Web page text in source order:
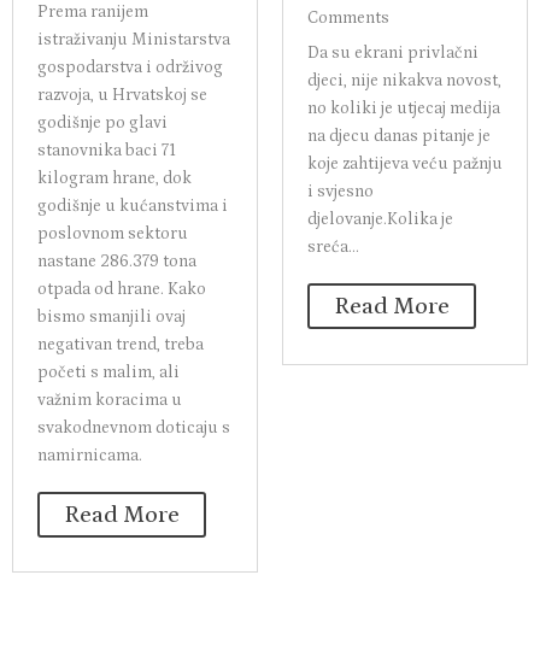
Prema ranijem
istraživanju Ministarstva
gospodarstva i održivog
razvoja, u Hrvatskoj se
godišnje po glavi
stanovnika baci 71
kilogram hrane, dok
godišnje u kućanstvima i
poslovnom sektoru
nastane 286.379 tona
otpada od hrane. Kako
bismo smanjili ovaj
negativan trend, treba
početi s malim, ali
važnim koracima u
svakodnevnom doticaju s
namirnicama.
Read More
Comments
Da su ekrani privlačni
djeci, nije nikakva novost,
no koliki je utjecaj medija
na djecu danas pitanje je
koje zahtijeva veću pažnju
i svjesno
djelovanje.Kolika je
sreća...
Read More